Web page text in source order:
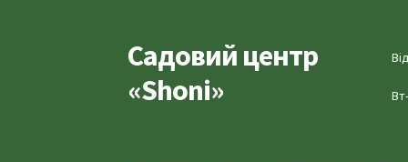
Перейти
до
навігації
Перейти
до
вмісту
Садовий центр
«Shoni»